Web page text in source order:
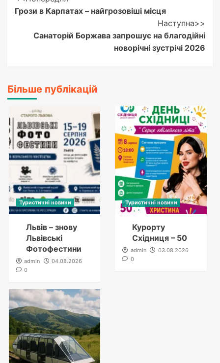
Navigation
Грози в Карпатах – найгрозовіші місця
Наступна>>
Санаторій Боржава запрошує на благодійні
новорічні зустрічі 2026
Більше публікацій
Туристичні новини
Львів – знову
Львівські
Фотофестини
admin
04.08.2026
0
Туристичні новини
Курорту
Східниця – 50
admin
03.08.2026
0